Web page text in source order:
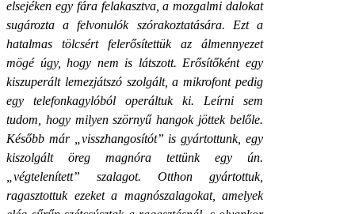
elsejéken egy fára felakasztva, a mozgalmi dalokat
sugározta a felvonulók szórakoztatására. Ezt a
hatalmas tölcsért felerősítettük az álmennyezet
mögé úgy, hogy nem is látszott. Erősítőként egy
kiszuperált lemezjátszó szolgált, a mikrofont pedig
egy telefonkagylóból operáltuk ki. Leírni sem
tudom, hogy milyen szörnyű hangok jöttek belőle.
Később már „visszhangosítót” is gyártottunk, egy
kiszolgált öreg magnóra tettünk egy ún.
„végtelenített” szalagot. Otthon gyártottuk,
ragasztottuk ezeket a magnószalagokat, amelyek